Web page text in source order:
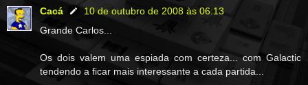
Cacá
10 de outubro de 2008 às 06:13
Grande Carlos...
Os dois valem uma espiada com certeza... com Galactic
tendendo a ficar mais interessante a cada partida...